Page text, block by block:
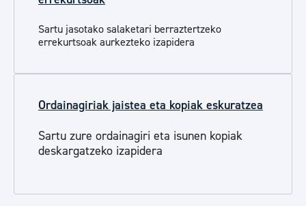
Sartu jasotako salaketari berraztertzeko
errekurtsoak aurkezteko izapidera
Ordainagiriak jaistea eta kopiak eskuratzea
Sartu zure ordainagiri eta isunen kopiak
deskargatzeko izapidera